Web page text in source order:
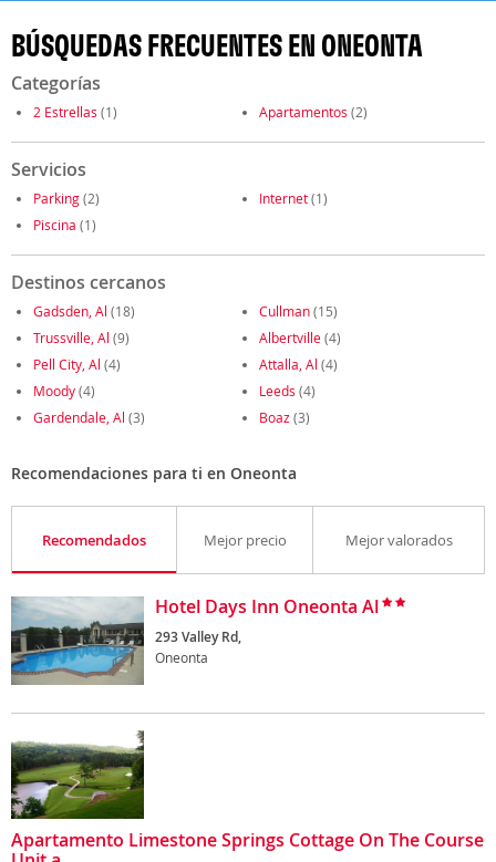
BÚSQUEDAS FRECUENTES EN ONEONTA
Categorías
2 Estrellas (1) Apartamentos (2)
Servicios
Parking(2) Internet(1)
Piscina (1)
Destinos cercanos
Gadsden, Al (18) Cullman(15)
Trussville, Al (9) Albertville(4)
Pell City, Al (4) Attalla, Al (4)
Moody(4) Leeds (4)
Gardendale, Al (3) Boaz (3)
Recomendaciones para ti en Oneonta
Recomendados Mejor precio Mejor valorados
Hotel Days Inn Oneonta Al
293 Valley Rd,
Oneonta
Apartamento Limestone Springs Cottage On The Course